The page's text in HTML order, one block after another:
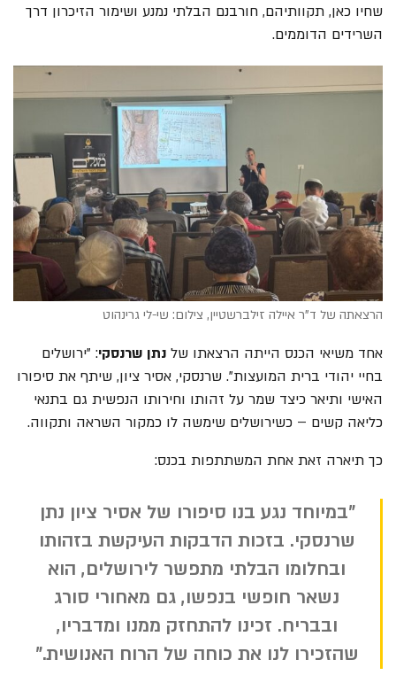
שחיו כאן, תקוותיהם, חורבנם הבלתי נמנע ושימור הזיכרון דרך
השרידים הדוממים.
הרצאתה של ד"ר איילה זילברשטיין, צילום: שי-לי גרינהוט
אחד משיאי הכנס הייתה הרצאתו של נתן שרנסקי: "ירושלים
בחיי יהודי ברית המועצות". שרנסקי, אסיר ציון, שיתף את סיפורו
האישי ותיאר כיצד שמר על זהותו וחירותו הנפשית גם בתנאי
כליאה קשים – כשירושלים שימשה לו כמקור השראה ותקווה.
כך תיארה זאת אחת המשתתפות בכנס:
"במיוחד נגע בנו סיפורו של אסיר ציון נתן
שרנסקי. בזכות הדבקות העיקשת בזהותו
ובחלומו הבלתי מתפשר לירושלים, הוא
נשאר חופשי בנפשו, גם מאחורי סורג
ובבריח. זכינו להתחזק ממנו ומדבריו,
שהזכירו לנו את כוחה של הרוח האנושית."